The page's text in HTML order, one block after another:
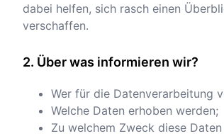
dabei helfen, sich rasch einen
verschaffen.
Über was informieren wir?
Wer für die Datenverarbeitung
Welche Daten erhoben werden;
Zu welchem Zweck diese